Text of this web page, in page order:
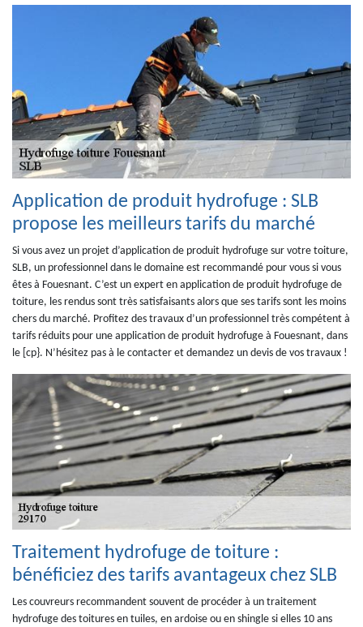
Application de produit hydrofuge : SLB
propose les meilleurs tarifs du marché
Si vous avez un projet d’application de produit hydrofuge sur votre toiture,
SLB, un professionnel dans le domaine est recommandé pour vous si vous
êtes à Fouesnant. C’est un expert en application de produit hydrofuge de
toiture, les rendus sont très satisfaisants alors que ses tarifs sont les moins
chers du marché. Profitez des travaux d’un professionnel très compétent à
tarifs réduits pour une application de produit hydrofuge à Fouesnant, dans
le [cp}. N’hésitez pas à le contacter et demandez un devis de vos travaux !
Traitement hydrofuge de toiture :
bénéficiez des tarifs avantageux chez SLB
Les couvreurs recommandent souvent de procéder à un traitement
hydrofuge des toitures en tuiles, en ardoise ou en shingle si elles 10 ans